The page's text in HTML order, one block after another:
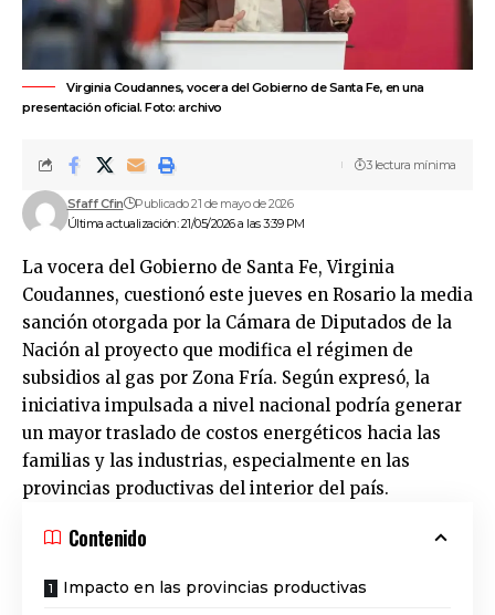
Virginia Coudannes, vocera del Gobierno de Santa Fe, en una
presentación oficial. Foto: archivo
Última actualización: 21/05/2026 a las 3:39 PM
Sfaff Cfin Publicado 21 de mayo de 2026
3 lectura mínima
La vocera del Gobierno de Santa Fe, Virginia
Coudannes, cuestionó este jueves en Rosario la media
sanción otorgada por la Cámara de Diputados de la
Nación al proyecto que modifica el régimen de
subsidios al gas por Zona Fría. Según expresó, la
iniciativa impulsada a nivel nacional podría generar
un mayor traslado de costos energéticos hacia las
familias y las industrias, especialmente en las
provincias productivas del interior del país.
Contenido
Impacto en las provincias productivas